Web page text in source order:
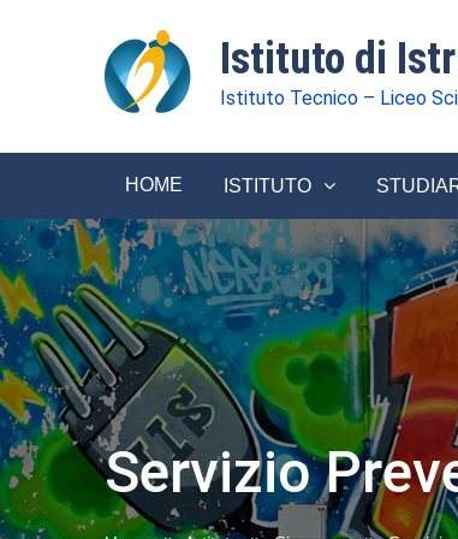
Istituto di
Istituto Tecnico – Liceo
HOME ISTITUTO
Servizio